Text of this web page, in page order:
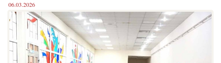
06.03.2026